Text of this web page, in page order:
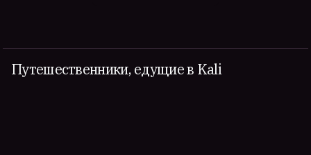
Путешественники, едущие в Kali